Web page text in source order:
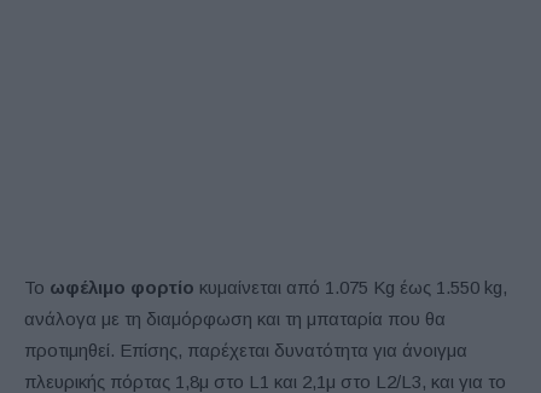
Το ωφέλιμο φορτίο κυμαίνεται από 1.075 Kg έως 1.550 kg,
ανάλογα με τη διαμόρφωση και τη μπαταρία που θα
προτιμηθεί. Επίσης, παρέχεται δυνατότητα για άνοιγμα
πλευρικής πόρτας 1,8μ στο L1 και 2,1μ στο L2/L3, και για το